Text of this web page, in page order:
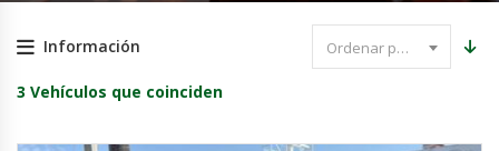
Información Ordenar por precio
3 Vehículos que coinciden